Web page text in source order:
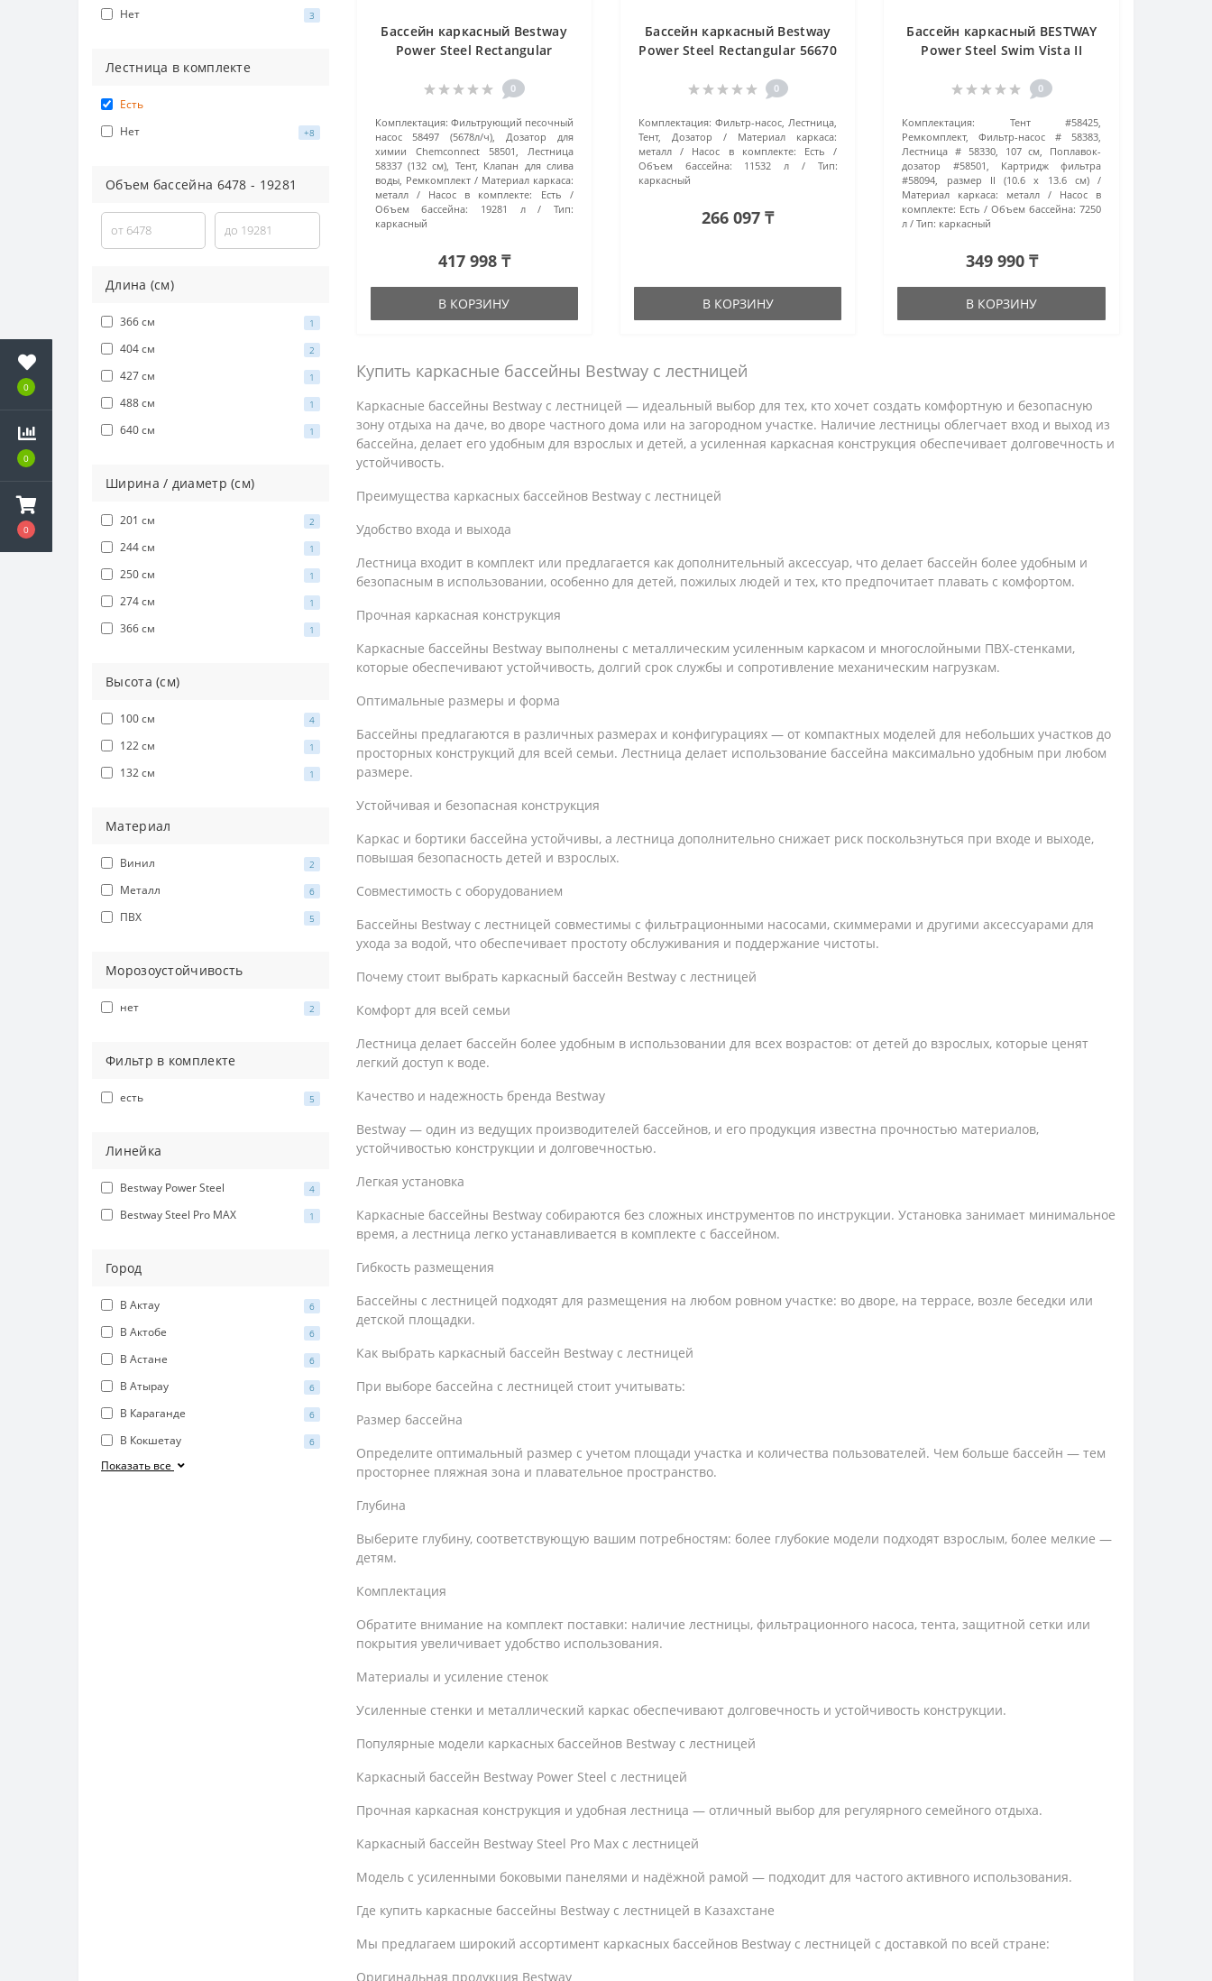
0
0
0
Нет 3
Лестница в комплекте
Есть
Нет
+8
Объем бассейна 6478 - 19281
Длина (см)
366 см 1
404 см 2
427 см 1
488 см 1
640 см 1
Ширина / диаметр (см)
201 см 2
244 см 1
250 см 1
274 см 1
366 см 1
Высота (см)
100 см 4
122 см 1
132 см 1
Материал
Винил 2
Металл 6
ПВХ 5
Морозоустойчивость
нет 2
Фильтр в комплекте
есть 5
Линейка
Bestway Power Steel 4
Bestway Steel Pro MAX 1
Город
В Актау 6
В Актобе 6
В Астане 6
В Атырау 6
В Караганде 6
В Кокшетау 6
Показать все
Бассейн каркасный Bestway
Power Steel Rectangular
0
Комплектация: Фильтрующий песочный
насос 58497 (5678л/ч), Дозатор для
химии Chemconnect 58501, Лестница
58337 (132 см), Тент, Клапан для слива
воды, Ремкомплект
Материал каркаса:
металл
Насос в комплекте:
Есть
Объем бассейна:
19281 л
Тип:
каркасный
417 998 ₸
В КОРЗИНУ
Бассейн каркасный Bestway
Power Steel Rectangular 56670
0
Комплектация: Фильтр-насос, Лестница,
Тент, Дозатор
Материал каркаса:
металл
Насос в комплекте:
Есть
Объем бассейна:
11532 л
Тип:
каркасный
266 097 ₸
В КОРЗИНУ
Бассейн каркасный BESTWAY
Power Steel Swim Vista II
0
Комплектация:
Тент #58425,
Ремкомплект, Фильтр-насос # 58383,
Лестница # 58330, 107 см, Поплавок-
дозатор #58501, Картридж фильтра
#58094, размер II (10.6 x 13.6 см)
Материал каркаса:
металл
Насос в
комплекте: Есть Объем бассейна: 7250
л
Тип: каркасный
349 990 ₸
В КОРЗИНУ
Купить каркасные бассейны Bestway с лестницей
Каркасные бассейны Bestway с лестницей — идеальный выбор для тех, кто хочет создать комфортную и безопасную
зону отдыха на даче, во дворе частного дома или на загородном участке. Наличие лестницы облегчает вход и выход из
бассейна, делает его удобным для взрослых и детей, а усиленная каркасная конструкция обеспечивает долговечность и
устойчивость.
Преимущества каркасных бассейнов Bestway с лестницей
Удобство входа и выхода
Лестница входит в комплект или предлагается как дополнительный аксессуар, что делает бассейн более удобным и
безопасным в использовании, особенно для детей, пожилых людей и тех, кто предпочитает плавать с комфортом.
Прочная каркасная конструкция
Каркасные бассейны Bestway выполнены с металлическим усиленным каркасом и многослойными ПВХ‑стенками,
которые обеспечивают устойчивость, долгий срок службы и сопротивление механическим нагрузкам.
Оптимальные размеры и форма
Бассейны предлагаются в различных размерах и конфигурациях — от компактных моделей для небольших участков до
просторных конструкций для всей семьи. Лестница делает использование бассейна максимально удобным при любом
размере.
Устойчивая и безопасная конструкция
Каркас и бортики бассейна устойчивы, а лестница дополнительно снижает риск поскользнуться при входе и выходе,
повышая безопасность детей и взрослых.
Совместимость с оборудованием
Бассейны Bestway с лестницей совместимы с фильтрационными насосами, скиммерами и другими аксессуарами для
ухода за водой, что обеспечивает простоту обслуживания и поддержание чистоты.
Почему стоит выбрать каркасный бассейн Bestway с лестницей
Комфорт для всей семьи
Лестница делает бассейн более удобным в использовании для всех возрастов: от детей до взрослых, которые ценят
легкий доступ к воде.
Качество и надежность бренда Bestway
Bestway — один из ведущих производителей бассейнов, и его продукция известна прочностью материалов,
устойчивостью конструкции и долговечностью.
Легкая установка
Каркасные бассейны Bestway собираются без сложных инструментов по инструкции. Установка занимает минимальное
время, а лестница легко устанавливается в комплекте с бассейном.
Гибкость размещения
Бассейны с лестницей подходят для размещения на любом ровном участке: во дворе, на террасе, возле беседки или
детской площадки.
Как выбрать каркасный бассейн Bestway с лестницей
При выборе бассейна с лестницей стоит учитывать:
Размер бассейна
Определите оптимальный размер с учетом площади участка и количества пользователей. Чем больше бассейн — тем
просторнее пляжная зона и плавательное пространство.
Глубина
Выберите глубину, соответствующую вашим потребностям: более глубокие модели подходят взрослым, более мелкие —
детям.
Комплектация
Обратите внимание на комплект поставки: наличие лестницы, фильтрационного насоса, тента, защитной сетки или
покрытия увеличивает удобство использования.
Материалы и усиление стенок
Усиленные стенки и металлический каркас обеспечивают долговечность и устойчивость конструкции.
Популярные модели каркасных бассейнов Bestway с лестницей
Каркасный бассейн Bestway Power Steel с лестницей
Прочная каркасная конструкция и удобная лестница — отличный выбор для регулярного семейного отдыха.
Каркасный бассейн Bestway Steel Pro Max с лестницей
Модель с усиленными боковыми панелями и надёжной рамой — подходит для частого активного использования.
Где купить каркасные бассейны Bestway с лестницей в Казахстане
Мы предлагаем широкий ассортимент каркасных бассейнов Bestway с лестницей с доставкой по всей стране:
Оригинальная продукция Bestway